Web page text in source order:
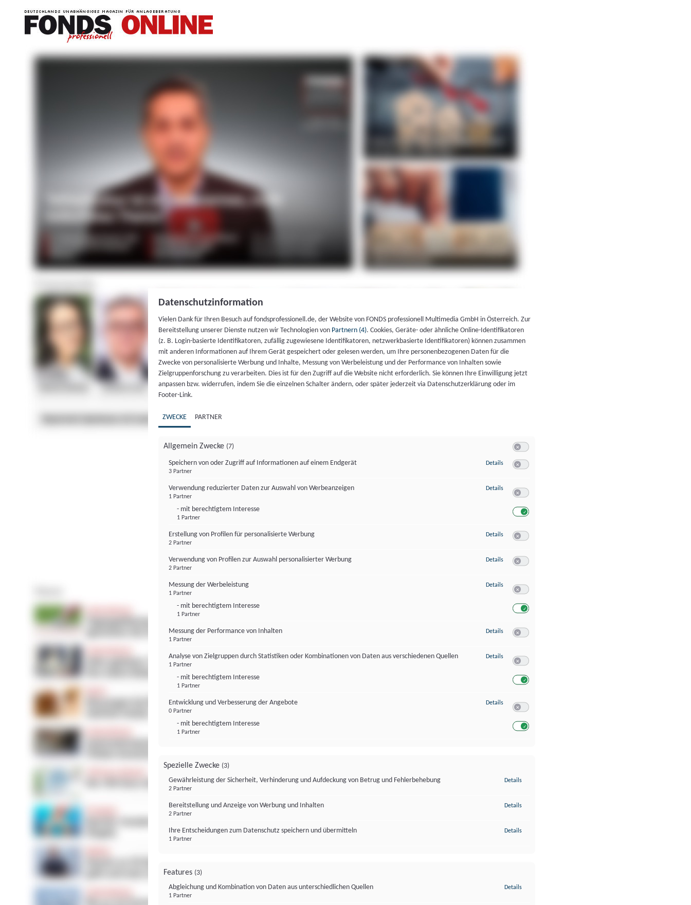
Datenschutzinformation
Vielen Dank für Ihren Besuch auf fondsprofessionell.de, der Website von FONDS professionell Multimedia GmbH in Österreich. Zur
Bereitstellung unserer Dienste nutzen wir Technologien von Partnern (4). Cookies, Geräte- oder ähnliche Online-Identifikatoren
(z. B. Login-basierte Identifikatoren, zufällig zugewiesene Identifikatoren, netzwerkbasierte Identifikatoren) können zusammen
mit anderen Informationen auf Ihrem Gerät gespeichert oder gelesen werden, um Ihre personenbezogenen Daten für die
Zwecke von personalisierte Werbung und Inhalte, Messung von Werbeleistung und der Performance von Inhalten sowie
Zielgruppenforschung zu verarbeiten. Dies ist für den Zugriff auf die Website nicht erforderlich. Sie können Ihre Einwilligung jetzt
anpassen bzw. widerrufen, indem Sie die einzelnen Schalter ändern, oder später jederzeit via Datenschutzerklärung oder im
Footer-Link.
ZWECKE PARTNER
Allgemein Zwecke (7)
Speichern von oder Zugriff auf Informationen auf einem Endgerät
3 Partner
Details zu Speichern von oder Zugriff auf Informationen auf einem Endgerät
Verwendung reduzierter Daten zur Auswahl von Werbeanzeigen
1 Partner
- mit berechtigtem Interesse
1 Partner
Details zu Verwendung reduzierter Daten zur Auswahl von Werbeanzeigen
Erstellung von Profilen für personalisierte Werbung
2 Partner
Details zu Erstellung von Profilen für personalisierte Werbung
Verwendung von Profilen zur Auswahl personalisierter Werbung
2 Partner
Details zu Verwendung von Profilen zur Auswahl personalisierter Werbung
Messung der Werbeleistung
1 Partner
- mit berechtigtem Interesse
1 Partner
Details zu Messung der Werbeleistung
Messung der Performance von Inhalten
1 Partner
Details zu Messung der Performance von Inhalten
Analyse von Zielgruppen durch Statistiken oder Kombinationen von Daten aus verschiedenen Quellen
1 Partner
- mit berechtigtem Interesse
1 Partner
Details zu Analyse von Zielgruppen durch Statistiken oder Kombinationen von
Entwicklung und Verbesserung der Angebote
0 Partner
- mit berechtigtem Interesse
1 Partner
Details zu Entwicklung und Verbesserung der Angebote
Spezielle Zwecke (3)
Gewährleistung der Sicherheit, Verhinderung und Aufdeckung von Betrug und Fehlerbehebung
2 Partner
Details
Bereitstellung und Anzeige von Werbung und Inhalten
2 Partner
Details
Ihre Entscheidungen zum Datenschutz speichern und übermitteln
1 Partner
Details
Features (3)
Abgleichung und Kombination von Daten aus unterschiedlichen Quellen
1 Partner
Details